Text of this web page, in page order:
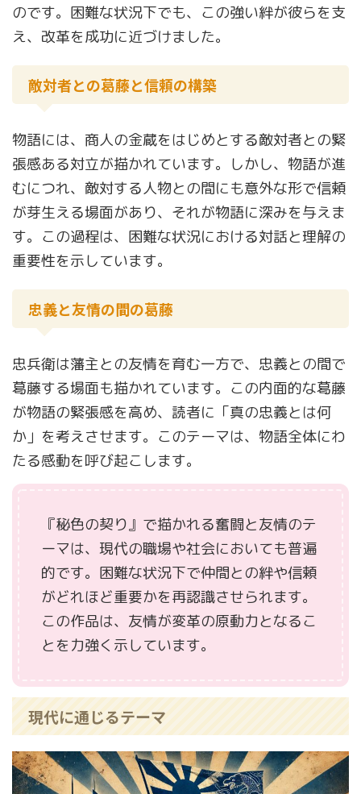
のです。困難な状況下でも、この強い絆が彼らを支
え、改革を成功に近づけました。
敵対者との葛藤と信頼の構築
物語には、商人の金蔵をはじめとする敵対者との緊
張感ある対立が描かれています。しかし、物語が進
むにつれ、敵対する人物との間にも意外な形で信頼
が芽生える場面があり、それが物語に深みを与えま
す。この過程は、困難な状況における対話と理解の
重要性を示しています。
忠義と友情の間の葛藤
忠兵衛は藩主との友情を育む一方で、忠義との間で
葛藤する場面も描かれています。この内面的な葛藤
が物語の緊張感を高め、読者に「真の忠義とは何
か」を考えさせます。このテーマは、物語全体にわ
たる感動を呼び起こします。
『秘色の契り』で描かれる奮闘と友情のテ
ーマは、現代の職場や社会においても普遍
的です。困難な状況下で仲間との絆や信頼
がどれほど重要かを再認識させられます。
この作品は、友情が変革の原動力となるこ
とを力強く示しています。
現代に通じるテーマ